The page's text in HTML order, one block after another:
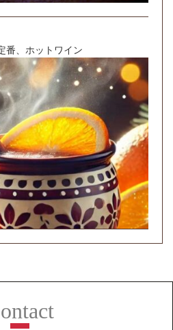
番、ホットワイン